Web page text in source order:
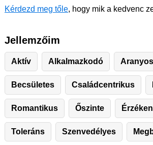
Kérdezd meg tőle, hogy mik a kedvenc
Jellemzőim
Aktív Alkalmazkodó Aranyos
Becsületes Családcentrikus
Romantikus Őszinte
Toleráns Szenvedélyes